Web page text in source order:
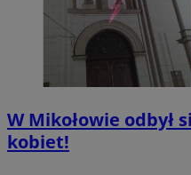
W Mikołowie odbył
kobiet!